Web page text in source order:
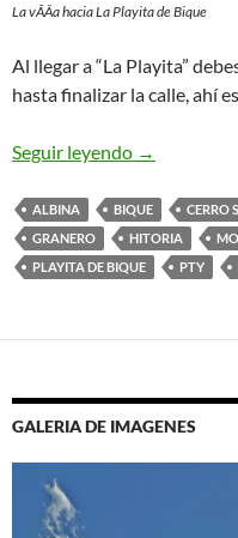
La vÃÂ­a hacia La Playita de Bique
Al llegar a “La Playita”
hasta finalizar la calle, ahí­
Seguir leyendo Las Ruinas
→
ALBINA BIQUE CERRO
GRANERO
HITORIA
PLAYITA DE BIQUE
PTY
GALERIA DE IMAGENES